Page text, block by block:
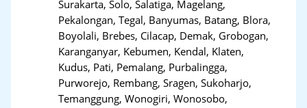
Surakarta, Solo, Salatiga, Magelang,
Pekalongan, Tegal, Banyumas, Batang, Blora,
Boyolali, Brebes, Cilacap, Demak, Grobogan,
Karanganyar, Kebumen, Kendal, Klaten,
Kudus, Pati, Pemalang, Purbalingga,
Purworejo, Rembang, Sragen, Sukoharjo,
Temanggung, Wonogiri, Wonosobo,